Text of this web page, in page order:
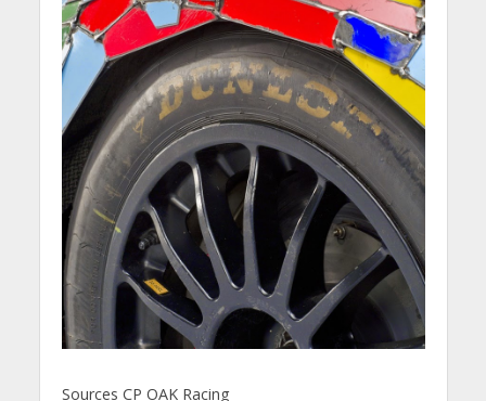
Sources CP OAK Racing